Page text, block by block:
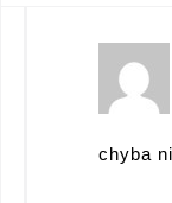
chyba